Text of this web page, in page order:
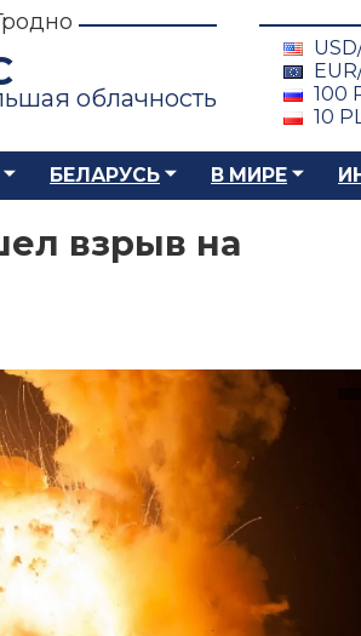
облачность
100
10
БЕЛАРУСЬ В МИРЕ
взрыв на